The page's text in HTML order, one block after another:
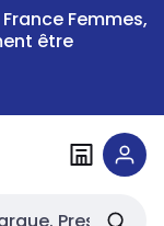
Femmes,
être